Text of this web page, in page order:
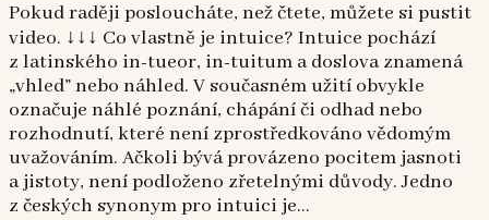
Pokud raději posloucháte, než čtete, můžete si pustit
video. ↓↓↓ Co vlastně je intuice? Intuice pochází
z latinského in-tueor, in-tuitum a doslova znamená
„vhled” nebo náhled. V současném užití obvykle
označuje náhlé poznání, chápání či odhad nebo
rozhodnutí, které není zprostředkováno vědomým
uvažováním. Ačkoli bývá provázeno pocitem jasnoti
a jistoty, není podloženo zřetelnými důvody. Jedno
z českých synonym pro intuici je...